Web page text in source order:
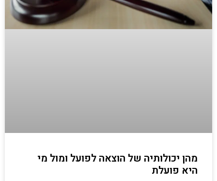
מהן יכולותיה של הוצאה לפועל ומול מי
היא פועלת